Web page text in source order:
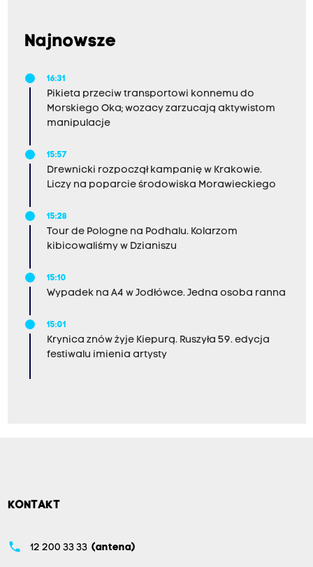
Najnowsze
16:31
Pikieta przeciw transportowi konnemu do
Morskiego Oka; wozacy zarzucają aktywistom
manipulacje
15:57
Drewnicki rozpoczął kampanię w Krakowie.
Liczy na poparcie środowiska Morawieckiego
15:28
Tour de Pologne na Podhalu. Kolarzom
kibicowaliśmy w Dzianiszu
15:10
Wypadek na A4 w Jodłówce. Jedna osoba ranna
15:01
Krynica znów żyje Kiepurą. Ruszyła 59. edycja
festiwalu imienia artysty
KONTAKT
phone 12 200 33 33 (antena)